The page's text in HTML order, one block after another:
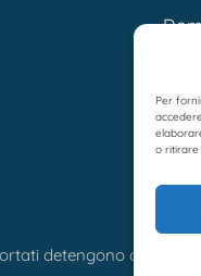
Per
o ritirare
detengono ogni diritto